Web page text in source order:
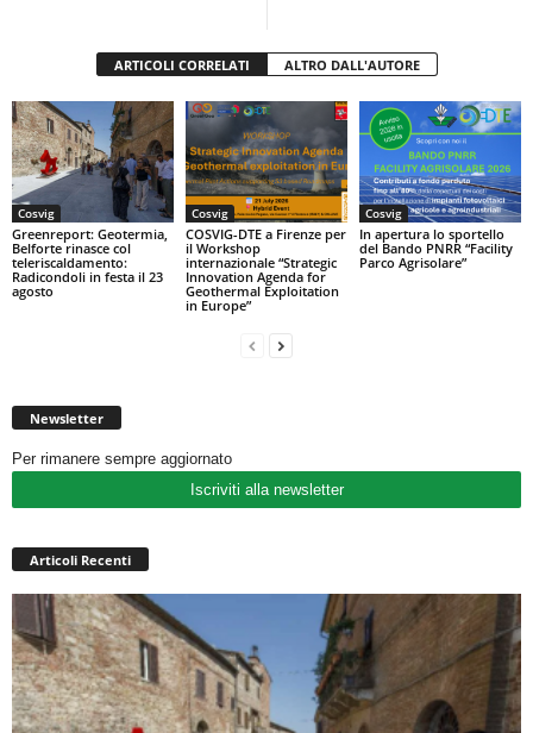
ARTICOLI CORRELATI ALTRO DALL'AUTORE
Cosvig
Greenreport: Geotermia,
Belforte rinasce col
teleriscaldamento:
Radicondoli in festa il 23
agosto
Cosvig
COSVIG-DTE a Firenze per
il Workshop
internazionale “Strategic
Innovation Agenda for
Geothermal Exploitation
in Europe”
Cosvig
In apertura lo sportello
del Bando PNRR “Facility
Parco Agrisolare”
Newsletter
Per rimanere sempre aggiornato
Iscriviti alla newsletter
Articoli Recenti